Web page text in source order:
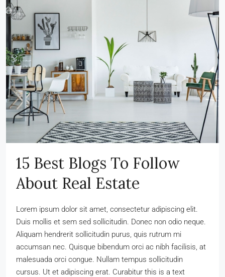
15 Best Blogs To Follow
About Real Estate
Lorem ipsum dolor sit amet, consectetur adipiscing elit.
Duis mollis et sem sed sollicitudin. Donec non odio neque.
Aliquam hendrerit sollicitudin purus, quis rutrum mi
accumsan nec. Quisque bibendum orci ac nibh facilisis, at
malesuada orci congue. Nullam tempus sollicitudin
cursus. Ut et adipiscing erat. Curabitur this is a text